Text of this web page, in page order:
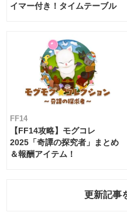
イマー付き！タイムテーブル
FF14
【FF14攻略】モグコレ
2025「奇譚の探究者」まとめ
＆報酬アイテム！
更新記事